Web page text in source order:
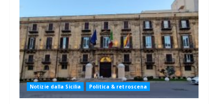
Notizie dalla Sicilia Politica & retroscena